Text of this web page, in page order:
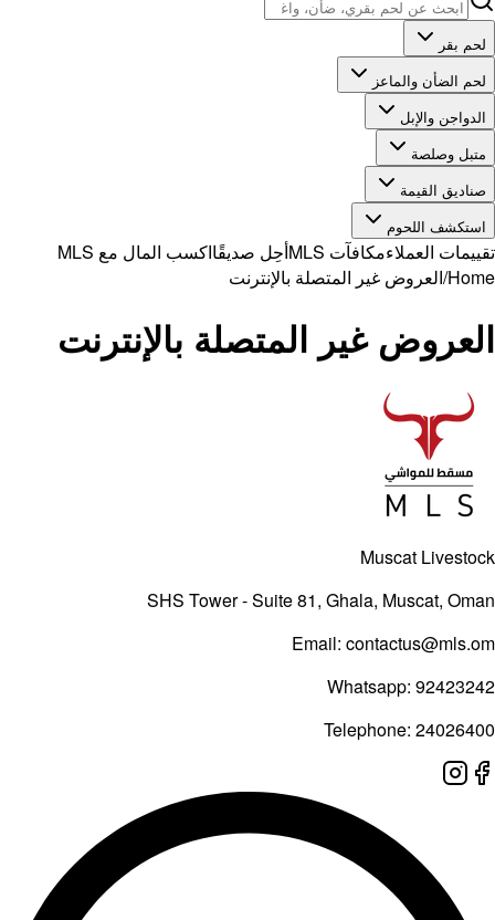
بقر
الضأن والماعز
والإبل
وصلصة
القيمة
اللحوم
العملاءمكافآت MLS أحِل صديقًااكسب المال مع MLS
/العروض غير المتصلة بالإنترنت
غير المتصلة بالإنترنت
Muscat
SHS Tower - Suite 81, Ghala, Muscat,
Email:
Whatsapp:
Telephone: